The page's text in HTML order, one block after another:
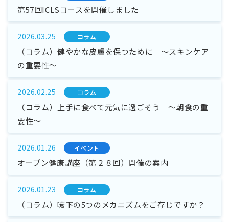
第57回ICLSコースを開催しました
2026.03.25 コラム
（コラム）健やかな皮膚を保つために ～スキンケア
の重要性～
2026.02.25 コラム
（コラム）上手に食べて元気に過ごそう ～朝食の重
要性～
2026.01.26 イベント
オープン健康講座（第２８回）開催の案内
2026.01.23 コラム
（コラム）嚥下の5つのメカニズムをご存じですか？